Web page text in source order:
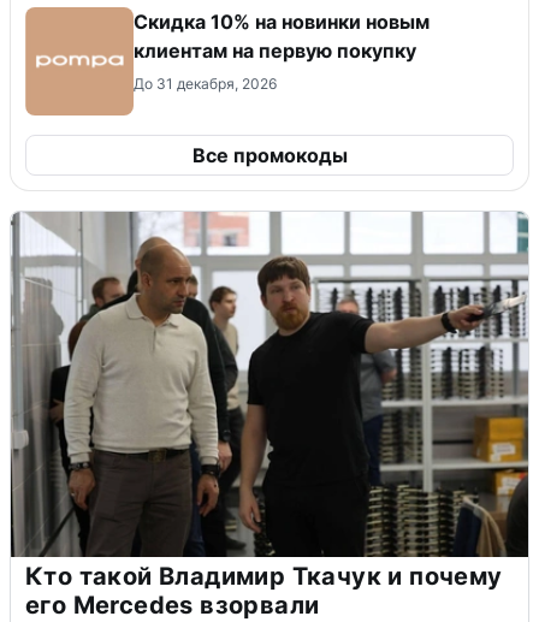
Скидка 10% на новинки новым
клиентам на первую покупку
До 31 декабря, 2026
Все промокоды
Кто такой Владимир Ткачук и почему
его Mercedes взорвали